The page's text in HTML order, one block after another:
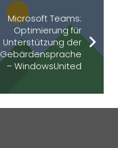
Microsoft Teams:
Optimierung für
Unterstützung der
Gebärdensprache
– WindowsUnited